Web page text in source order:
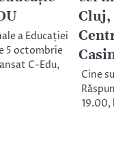
a Educației
5 octombrie
C-Edu,
Cluj,
Cine
19.00,